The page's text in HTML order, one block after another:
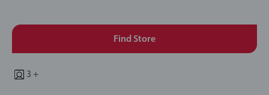
Find Store
3 +